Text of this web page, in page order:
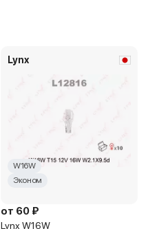
Lynx
W16W
Эконом
от 60 ₽
Lynx W16W